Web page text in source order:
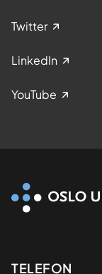
Twitter
LinkedIn
YouTube
TELEFON